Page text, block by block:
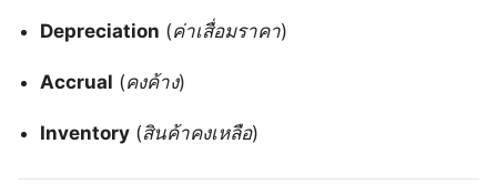
Depreciation (ค่าเสื่อมราคา)
Accrual (คงค้าง)
Inventory (สินค้าคงเหลือ)